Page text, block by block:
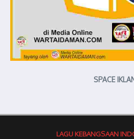
SPACE
LAGU KEBANGSAAN